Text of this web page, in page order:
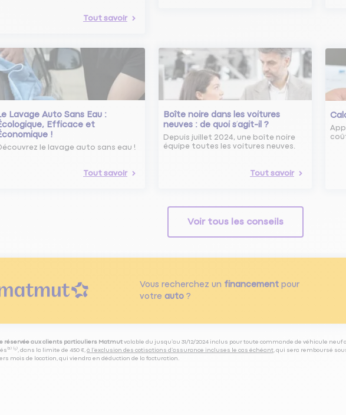
Tout savoir
Lavage Auto Sans Eau :
Efficace et
!
le lavage auto sans eau !
Tout savoir
Boîte noire dans les voitures
neuves : de quoi s’agit-il ?
Depuis juillet 2024, une boîte noire
équipe toutes les voitures neuves.
Tout savoir
Voir tous les conseils
Vous recherchez un financementpour
votre auto?
réservée aux clients particuliers Matmut valable du jusqu’au 31/12/2024 inclus pour toute commande de véhicule neuf
⁽⁵⁾, dans la limite de 450 €, à l’exclusion des cotisations d’assurance incluses le cas échéant , qui sera remboursé
mois de location, qui viendra en déduction de la facturation.